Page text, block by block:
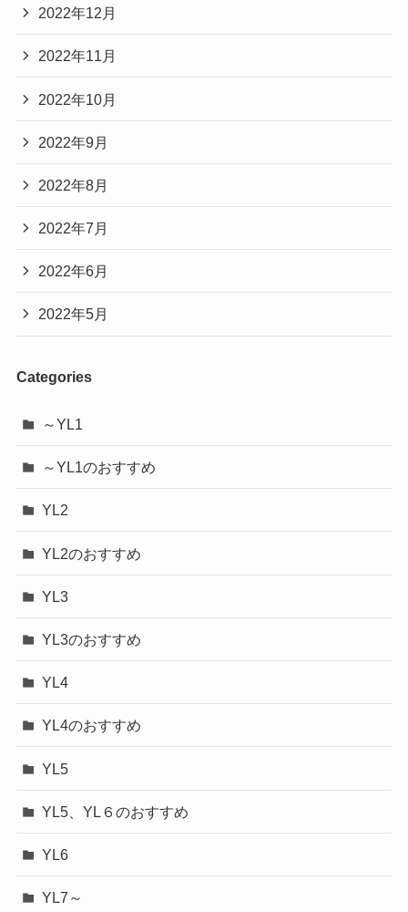
2022年12月
2022年11月
2022年10月
2022年9月
2022年8月
2022年7月
2022年6月
2022年5月
Categories
～YL1
～YL1のおすすめ
YL2
YL2のおすすめ
YL3
YL3のおすすめ
YL4
YL4のおすすめ
YL5
YL5、YL６のおすすめ
YL6
YL7～